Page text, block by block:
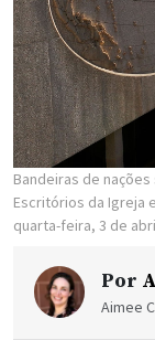
Bandeiras de
Escritórios da Igreja
quarta-feira, 3 de
Por
Aimee